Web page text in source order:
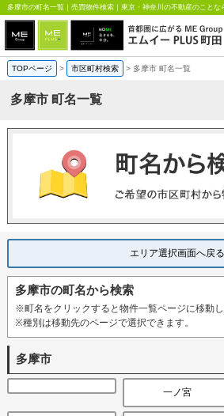
多摩市の町名一覧｜売買物件検索｜東京・神奈川の不動産のことな
TOPページ > 市区町村検索 > 多摩市 町名一覧
多摩市 町名一覧
エリア選択画面へ戻る
多摩市の町名から検索
※町名をクリックすると物件一覧ページに移動し
※種別は移動先のページで選択できます。
多摩市
一ノ宮